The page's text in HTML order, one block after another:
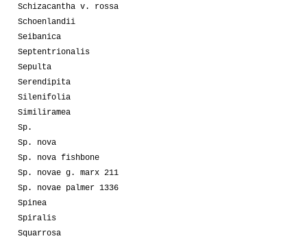
Schizacantha v. rossa
Schoenlandii
Seibanica
Septentrionalis
Sepulta
Serendipita
Silenifolia
Similiramea
Sp.
Sp. nova
Sp. nova fishbone
Sp. novae g. marx 211
Sp. novae palmer 1336
Spinea
Spiralis
Squarrosa